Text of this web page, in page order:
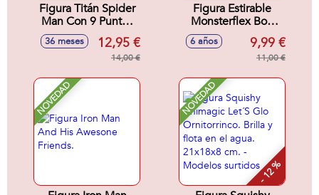
Figura Titán Spider
Man Con 9 Puntos
de Articulacion. 30
cm
36 meses 12,95 €
14,00 €
Figura Estirable
Monsterflex Bob
Esponja. - Modelos
surtidos
6 años 9,99 €
11,00 €
NOVEDAD NOVEDAD
- 12 %